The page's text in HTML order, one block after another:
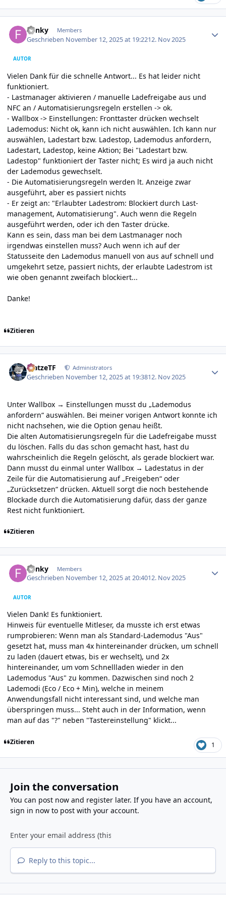
Funky Members
Geschrieben November 12, 2025 at 19:2212. Nov 2025
AUTOR
Vielen Dank für die schnelle Antwort... Es hat leider nicht
funktioniert.
- Lastmanager aktivieren / manuelle Ladefreigabe aus und
NFC an / Automatisierungsregeln erstellen -> ok.
- Wallbox -> Einstellungen: Fronttaster drücken wechselt
Lademodus: Nicht ok, kann ich nicht auswählen. Ich kann nur
auswählen, Ladestart bzw. Ladestop, Lademodus anfordern,
Ladestart, Ladestop, keine Aktion; Bei "Ladestart bzw.
Ladestop" funktioniert der Taster nicht; Es wird ja auch nicht
der Lademodus gewechselt.
- Die Automatisierungsregeln werden lt. Anzeige zwar
ausgeführt, aber es passiert nichts
- Er zeigt an: "Erlaubter Ladestrom: Blockiert durch Last­
manage­ment, Au­to­ma­ti­sie­rung". Auch wenn die Regeln
ausgeführt werden, oder ich den Taster drücke.
Kann es sein, dass man bei dem Lastmanager noch
irgendwas einstellen muss? Auch wenn ich auf der
Statusseite den Lademodus manuell von aus auf schnell und
umgekehrt setze, passiert nichts, der erlaubte Ladestrom ist
wie oben genannt zweifach blockiert...
Danke!
Zitieren
MatzeTF Administrators
Geschrieben November 12, 2025 at 19:3812. Nov 2025
Unter Wallbox → Einstellungen musst du „Lademodus
anfordern“ auswählen. Bei meiner vorigen Antwort konnte ich
nicht nachsehen, wie die Option genau heißt.
Die alten Automatisierungsregeln für die Ladefreigabe musst
du löschen. Falls du das schon gemacht hast, hast du
wahrscheinlich die Regeln gelöscht, als gerade blockiert war.
Dann musst du einmal unter Wallbox → Ladestatus in der
Zeile für die Automatisierung auf „Freigeben“ oder
„Zurücksetzen“ drücken. Aktuell sorgt die noch bestehende
Blockade durch die Automatisierung dafür, dass der ganze
Rest nicht funktioniert.
Zitieren
Funky Members
Geschrieben November 12, 2025 at 20:4012. Nov 2025
AUTOR
Vielen Dank! Es funktioniert.
Hinweis für eventuelle Mitleser, da musste ich erst etwas
rumprobieren: Wenn man als Standard-Lademodus "Aus"
gesetzt hat, muss man 4x hintereinander drücken, um schnell
zu laden (dauert etwas, bis er wechselt), und 2x
hintereinander, um vom Schnellladen wieder in den
Lademodus "Aus" zu kommen. Dazwischen sind noch 2
Lademodi (Eco / Eco + Min), welche in meinem
Anwendungsfall nicht interessant sind, und welche man
überspringen muss... Steht auch in der Information, wenn
man auf das "?" neben "Tastereinstellung" klickt...
Zitieren 1
Join the conversation
You can post now and register later. If you have an account,
sign in nowto post with your account.
Reply to this topic...